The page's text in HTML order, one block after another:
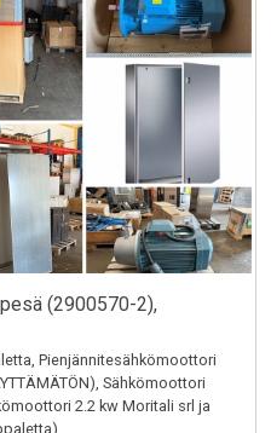
(2900570-2),
Pienjännitesähkömoottori
Sähkömoottori
2.2 kw Moritali srl ja